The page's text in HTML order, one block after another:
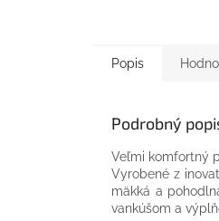
Popis
Podrobný
Veľmi komfortný
Vyrobené z
mäkká a
vankúšom a